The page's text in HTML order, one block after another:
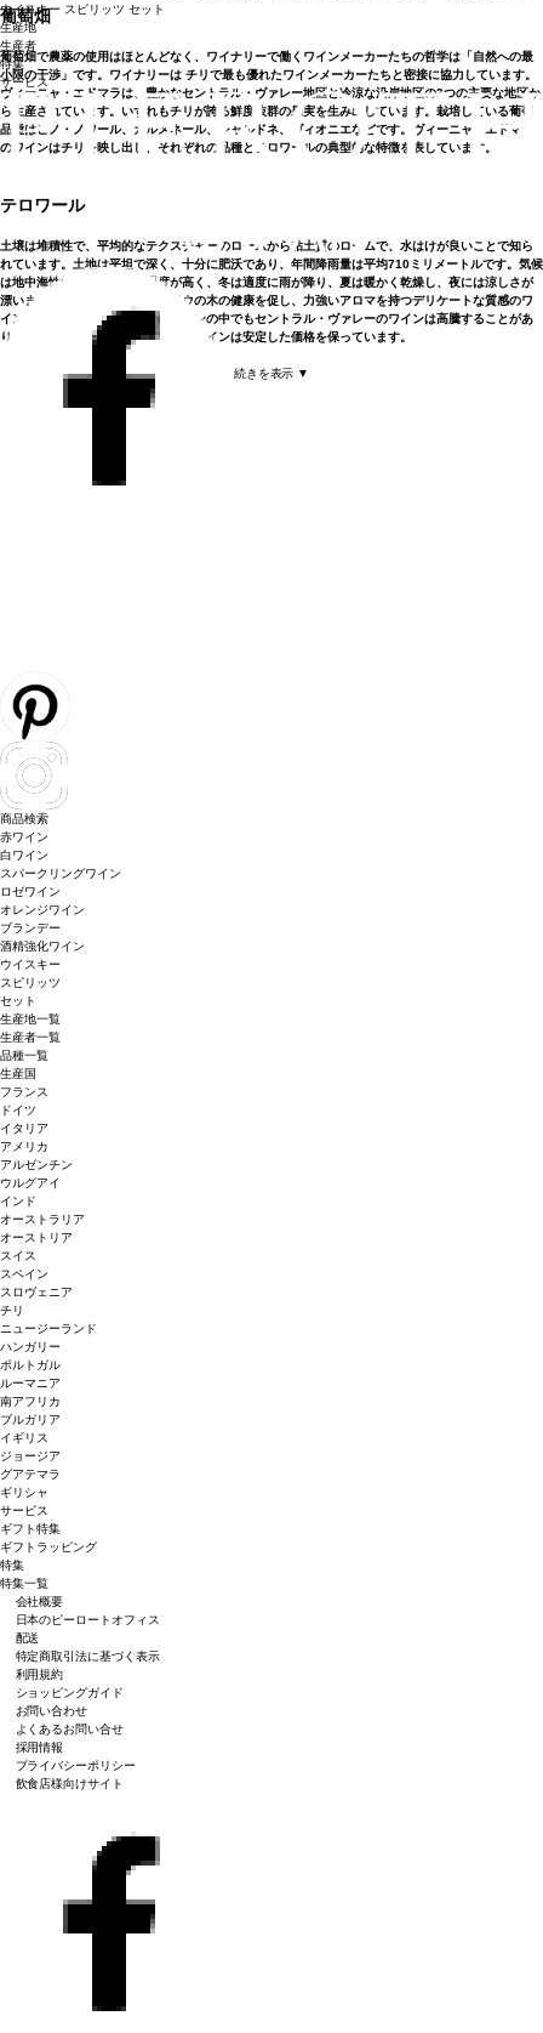
葡萄畑
葡萄畑で農薬の使用はほとんどなく、ワイナリーで働くワインメーカーたちの哲学は「自然への最
小限の干渉」です。ワイナリーは チリで最も優れたワインメーカーたちと密接に協力しています。
ヴィーニャ・エドマラは、豊かなセントラル・ヴァレー地区と冷涼な沿岸地区の2つの主要な地区か
ら生産されています。いずれもチリが誇る鮮度抜群の果実を生み出しています。栽培している葡萄
品種はピノ・ノワール、カルメネール、シャルドネ、ヴィオニエなどです。ヴィーニャ・エドマラ
のワインはチリを映し出し、それぞれの品種とテロワールの典型的な特徴を表しています。
テロワール
土壌は堆積性で、平均的なテクスチャーのロームから粘土質のロームで、水はけが良いことで知ら
れています。土地は平坦で深く、十分に肥沃であり、年間降雨量は平均710ミリメートルです。気候
は地中海性気候で、比較的湿度が高く、冬は適度に雨が降り、夏は暖かく乾燥し、夜には涼しさが
漂います。このような条件がブドウの木の健康を促し、力強いアロマを持つデリケートな質感のワ
インを生み出すのです。チリのワインの中でもセントラル・ヴァレーのワインは高騰することがあ
りますが、ヴィーニャ・エドマラのワインは安定した価格を保っています。
続きを表示 ▼
ウイスキー スピリッツ セット
生産地
生産者
特集
サービス
商品検索
赤ワイン
白ワイン
スパークリングワイン
ロゼワイン
オレンジワイン
ブランデー
酒精強化ワイン
ウイスキー
スピリッツ
セット
生産地一覧
生産者一覧
品種一覧
生産国
フランス
ドイツ
イタリア
アメリカ
アルゼンチン
ウルグアイ
インド
オーストラリア
オーストリア
スイス
スペイン
スロヴェニア
チリ
ニュージーランド
ハンガリー
ポルトガル
ルーマニア
南アフリカ
ブルガリア
イギリス
ジョージア
グアテマラ
ギリシャ
サービス
ギフト特集
ギフトラッピング
特集
特集一覧
会社概要
日本のピーロートオフィス
配送
特定商取引法に基づく表示
利用規約
ショッピングガイド
お問い合わせ
よくあるお問い合せ
採用情報
プライバシーポリシー
飲食店様向けサイト